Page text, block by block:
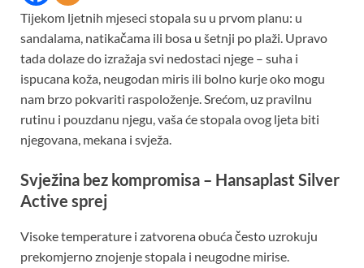
Tijekom ljetnih mjeseci stopala su u prvom planu: u
sandalama, natikačama ili bosa u šetnji po plaži. Upravo
tada dolaze do izražaja svi nedostaci njege – suha i
ispucana koža, neugodan miris ili bolno kurje oko mogu
nam brzo pokvariti raspoloženje. Srećom, uz pravilnu
rutinu i pouzdanu njegu, vaša će stopala ovog ljeta biti
njegovana, mekana i svježa.
Svježina bez kompromisa – Hansaplast Silver
Active sprej
Visoke temperature i zatvorena obuća često uzrokuju
prekomjerno znojenje stopala i neugodne mirise.